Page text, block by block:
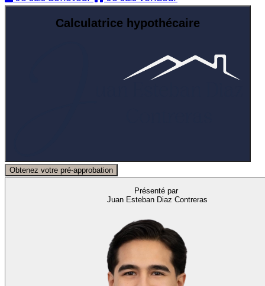
Calculatrice hypothécaire
Obtenez votre pré-approbation
Présenté par
Juan Esteban Diaz Contreras